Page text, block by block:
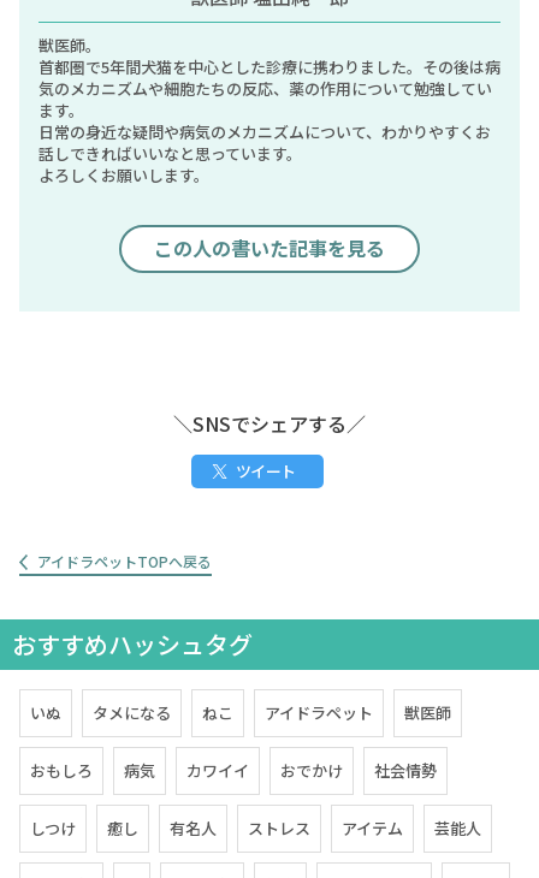
獣医師。
首都圏で5年間犬猫を中心とした診療に携わりました。その後は病
気のメカニズムや細胞たちの反応、薬の作用について勉強してい
ます。
日常の身近な疑問や病気のメカニズムについて、わかりやすくお
話しできればいいなと思っています。
よろしくお願いします。
この人の書いた記事を見る
＼SNSでシェアする／
ツイート
アイドラペットTOPへ戻る
おすすめハッシュタグ
いぬ タメになる ねこ アイドラペット 獣医師
おもしろ 病気 カワイイ おでかけ 社会情勢
しつけ 癒し 有名人 ストレス アイテム 芸能人